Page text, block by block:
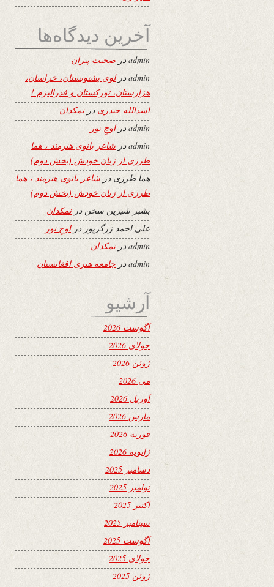
آخرین دیدگاه‌ها
adminدر صحبت پیران
admin درلوی پشتونستان، خراسان،
هزارستان، تورکستان و فدرالیزم !
اسدالله حیدری درنمکدان
adminدراوجِ نور
adminدر شاعر بانوی هنرمند ، هما
طرزی از زبان خودش (بخش دوم)
هما طرزی در شاعر بانوی هنرمند ، هما
طرزی از زبان خودش (بخش دوم)
بشیر شیرین سخن درنمکدان
علی احمد زرگرپور دراوجِ نور
adminدرنمکدان
admin در جامعه هنری افغانستان
آرشیو
آگوست 2026
جولای 2026
ژوئن 2026
می 2026
آوریل 2026
مارس 2026
فوریه 2026
ژانویه 2026
دسامبر 2025
نوامبر 2025
اکتبر 2025
سپتامبر 2025
آگوست 2025
جولای 2025
ژوئن 2025